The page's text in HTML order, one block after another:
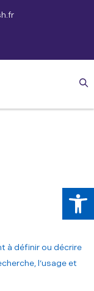
à définir ou décrire
l’usage et